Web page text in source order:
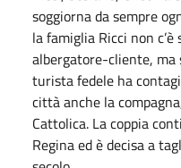
soggiorna da sempre
la famiglia Ricci non
albergatore-cliente, ma
turista fedele ha
città anche la
Cattolica. La coppia
Regina ed è decisa a